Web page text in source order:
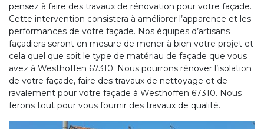
pensez à faire des travaux de rénovation pour votre façade.
Cette intervention consistera à améliorer l’apparence et les
performances de votre façade. Nos équipes d’artisans
façadiers seront en mesure de mener à bien votre projet et
cela quel que soit le type de matériau de façade que vous
avez à Westhoffen 67310. Nous pourrons rénover l’isolation
de votre façade, faire des travaux de nettoyage et de
ravalement pour votre façade à Westhoffen 67310. Nous
ferons tout pour vous fournir des travaux de qualité.